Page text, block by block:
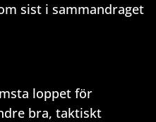
sist i sammandraget
loppet för
bra, taktiskt